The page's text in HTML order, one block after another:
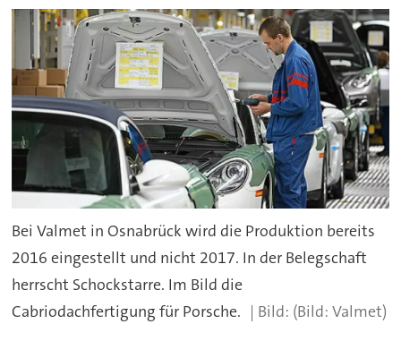
Bei Valmet in Osnabrück wird die Produktion bereits
2016 eingestellt und nicht 2017. In der Belegschaft
herrscht Schockstarre. Im Bild die
Cabriodachfertigung für Porsche.
(Bild: Valmet)